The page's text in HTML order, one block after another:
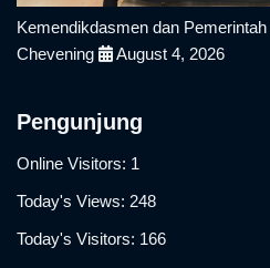
Kemendikdasmen dan
Chevening
August 4, 2026
Pengunjung
Online Visitors: 1
Today's Views: 248
Today's Visitors: 166